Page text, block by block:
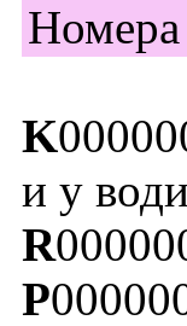
Номера
K
и у
R
P